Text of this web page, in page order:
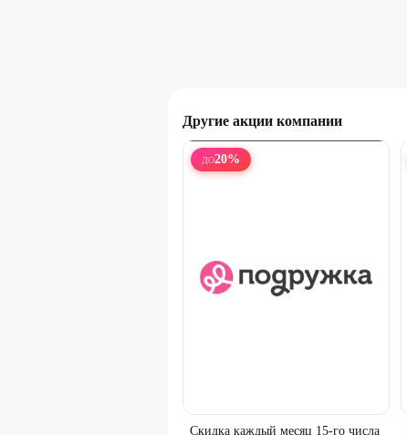
Другие акции компании
ДО20%
Скидка каждый месяц 15-го числа